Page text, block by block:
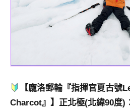
【龐洛郵輪『指揮官夏古號
Charcot』】正北極(北緯90度)